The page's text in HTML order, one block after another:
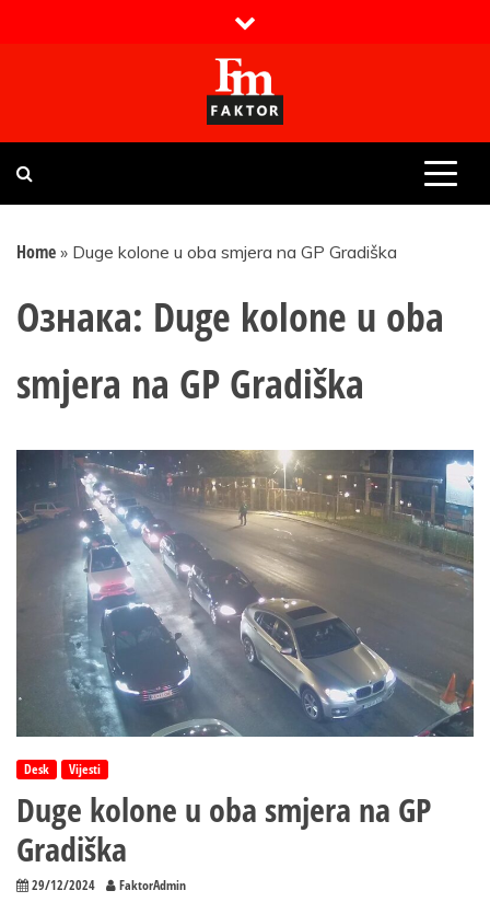
Faktor magazin
Uvijek presudan
Home » Duge kolone u oba smjera na GP Gradiška
Ознака: Duge kolone u oba
smjera na GP Gradiška
Desk Vijesti
Duge kolone u oba smjera na GP
Gradiška
29/12/2024 FaktorAdmin